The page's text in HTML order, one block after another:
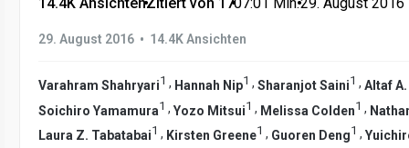
29. August 2016 • 14.4K Ansichten
Varahram Shahryari1 , Hannah Nip1 , Sharanjot Saini1 , Altaf
Soichiro Yamamura1 , Yozo Mitsui1 , Melissa Colden1 ,
Laura Z. Tabatabai1 , Kirsten Greene1 , Guoren Deng1 ,